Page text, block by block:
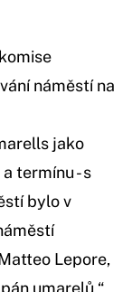
náměstí na
jako
termínu - s
bylo v
Lepore,
umarelů “